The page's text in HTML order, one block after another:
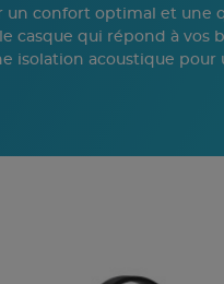
confort optimal et une
casque qui répond à vos
isolation acoustique